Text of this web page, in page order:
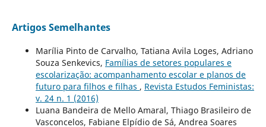
Artigos Semelhantes
Marília Pinto de Carvalho, Tatiana Avila Loges, Adriano
Souza Senkevics, Famílias de setores populares e
escolarização: acompanhamento escolar e planos de
futuro para filhos e filhas , Revista Estudos Feministas:
v. 24 n. 1 (2016)
Luana Bandeira de Mello Amaral, Thiago Brasileiro de
Vasconcelos, Fabiane Elpídio de Sá, Andrea Soares